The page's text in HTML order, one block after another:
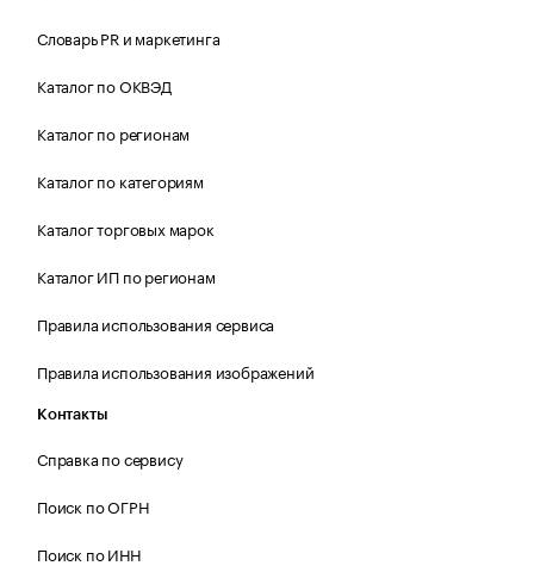
Словарь PR и маркетинга
Каталог по ОКВЭД
Каталог по регионам
Каталог по категориям
Каталог торговых марок
Каталог ИП по регионам
Правила использования сервиса
Правила использования изображений
Контакты
Справка по сервису
Поиск по ОГРН
Поиск по ИНН